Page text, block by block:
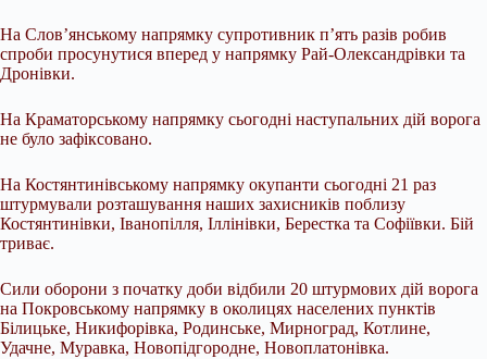
На Слов’янському напрямку супротивник п’ять разів робив
спроби просунутися вперед у напрямку Рай-Олександрівки та
Дронівки.
На Краматорському напрямку сьогодні наступальних дій ворога
не було зафіксовано.
На Костянтинівському напрямку окупанти сьогодні 21 раз
штурмували розташування наших захисників поблизу
Костянтинівки, Іванопілля, Іллінівки, Берестка та Софіївки. Бій
триває.
Сили оборони з початку доби відбили 20 штурмових дій ворога
на Покровському напрямку в околицях населених пунктів
Білицьке, Никифорівка, Родинське, Мирноград, Котлине,
Удачне, Муравка, Новопідгородне, Новоплатонівка.